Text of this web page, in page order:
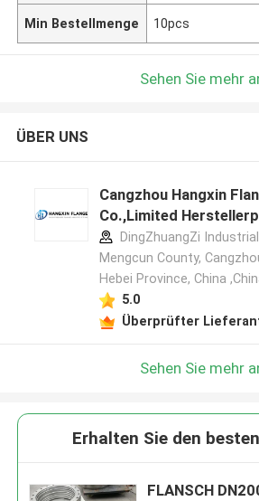
Min Bestellmenge 10pcs
Sehen Sie mehr
ÜBER UNS
Cangzhou Hangxin
Co.,Limited
DingZhuangZi
Mengcun County,
Hebei Province, China
5.0
Überprüfter
Sehen Sie mehr
Erhalten Sie den
FLANSCH